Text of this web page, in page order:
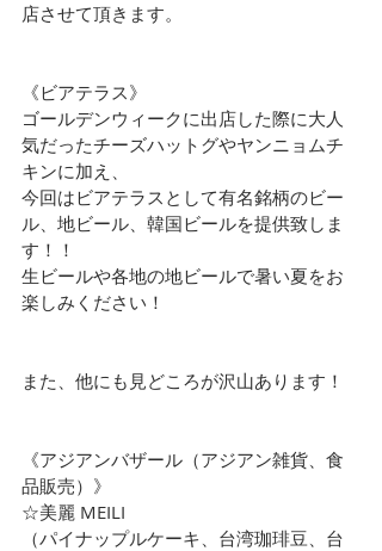
店させて頂きます。
《ビアテラス》
ゴールデンウィークに出店した際に大人
気だったチーズハットグやヤンニョムチ
キンに加え、
今回はビアテラスとして有名銘柄のビー
ル、地ビール、韓国ビールを提供致しま
す！！
生ビールや各地の地ビールで暑い夏をお
楽しみください！
また、他にも見どころが沢山あります！
《アジアンバザール（アジアン雑貨、食
品販売）》
☆美麗 MEILI
（パイナップルケーキ、台湾珈琲豆、台